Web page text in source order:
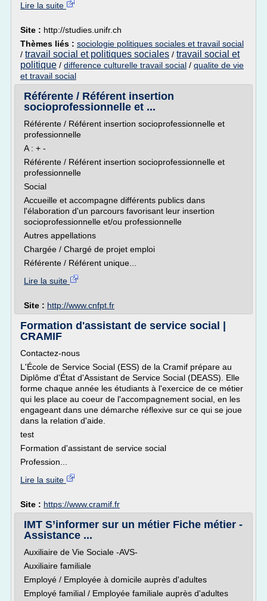
Lire la suite
Site : http://studies.unifr.ch
Thèmes liés : sociologie politiques sociales et travail social
/ travail social et politiques sociales / travail social et
politique / difference culturelle travail social / qualite de vie
et travail social
Référente / Référent insertion
socioprofessionnelle et ...
Référente / Référent insertion socioprofessionnelle et
professionnelle
A : + -
Référente / Référent insertion socioprofessionnelle et
professionnelle
Social
Accueille et accompagne différents publics dans
l'élaboration d'un parcours favorisant leur insertion
socioprofessionnelle et/ou professionnelle
Autres appellations
Chargée / Chargé de projet emploi
Référente / Référent unique...
Lire la suite
Site : http://www.cnfpt.fr
Formation d'assistant de service social |
CRAMIF
Contactez-nous
L'École de Service Social (ESS) de la Cramif prépare au
Diplôme d'État d'Assistant de Service Social (DEASS). Elle
forme chaque année les étudiants à l'exercice de ce métier
qui les place au coeur de l'accompagnement social, en les
engageant dans une démarche réflexive sur ce qui se joue
dans la relation d'aide.
test
Formation d'assistant de service social
Profession...
Lire la suite
Site : https://www.cramif.fr
IMT S’informer sur un métier Fiche métier -
Assistance ...
Auxiliaire de Vie Sociale -AVS-
Auxiliaire familiale
Employé / Employée à domicile auprès d'adultes
Employé familial / Employée familiale auprès d'adultes